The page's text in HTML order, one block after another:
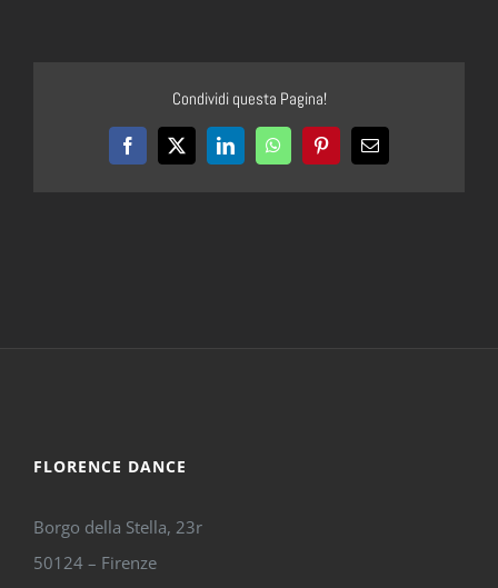
Condividi questa Pagina!
Facebook
X LinkedInWhatsAppPinterestEmail
FLORENCE DANCE
Borgo della Stella, 23r
50124 – Firenze